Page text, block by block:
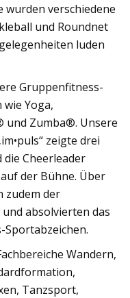
wurden verschiedene
und Roundnet
luden
Gruppenfitness-
Yoga,
und Zumba®. Unsere
zeigte drei
Cheerleader
der Bühne. Über
zudem der
absolvierten das
Wandern,
Tanzsport,